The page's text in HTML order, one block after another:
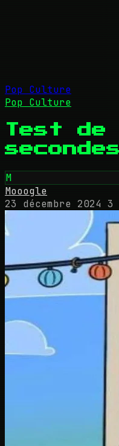
Pop Culture
Pop Culture
Test
M
Mooogle
23 décembre 2024 3